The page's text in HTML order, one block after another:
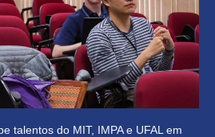
talentos do MIT, IMPA e UFAL em